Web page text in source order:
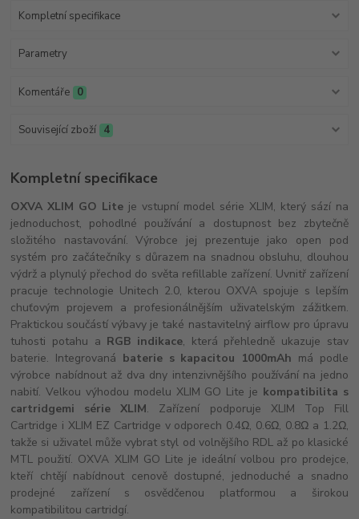
Kompletní specifikace
Parametry
Komentáře 0
Související zboží 4
Kompletní specifikace
OXVA XLIM GO Lite je vstupní model série XLIM, který sází na
jednoduchost, pohodlné používání a dostupnost bez zbytečně
složitého nastavování. Výrobce jej prezentuje jako open pod
systém pro začátečníky s důrazem na snadnou obsluhu, dlouhou
výdrž a plynulý přechod do světa refillable zařízení. Uvnitř zařízení
pracuje technologie Unitech 2.0, kterou OXVA spojuje s lepším
chuťovým projevem a profesionálnějším uživatelským zážitkem.
Praktickou součástí výbavy je také nastavitelný airflow pro úpravu
tuhosti potahu a RGB indikace, která přehledně ukazuje stav
baterie. Integrovaná baterie s kapacitou 1000mAh má podle
výrobce nabídnout až dva dny intenzivnějšího používání na jedno
nabití. Velkou výhodou modelu XLIM GO Lite je kompatibilita s
cartridgemi série XLIM. Zařízení podporuje XLIM Top Fill
Cartridge i XLIM EZ Cartridge v odporech 0.4Ω, 0.6Ω, 0.8Ω a 1.2Ω,
takže si uživatel může vybrat styl od volnějšího RDL až po klasické
MTL použití. OXVA XLIM GO Lite je ideální volbou pro prodejce,
kteří chtějí nabídnout cenově dostupné, jednoduché a snadno
prodejné zařízení s osvědčenou platformou a širokou
kompatibilitou cartridgí.